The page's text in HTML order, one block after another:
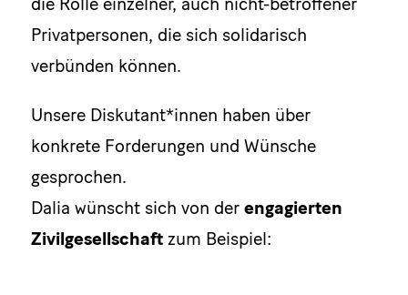
Privatpersonen, die sich solidarisch
verbünden können.
Unsere Diskutant*innen haben über
konkrete Forderungen und Wünsche
gesprochen.
Dalia wünscht sich von derengagierten
Zivilgesellschaftzum Beispiel: